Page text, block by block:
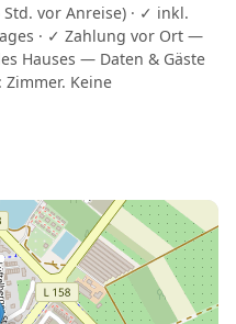
vor Anreise) · ✓ inkl.
· ✓ Zahlung vor Ort —
Hauses — Daten & Gäste
Keine